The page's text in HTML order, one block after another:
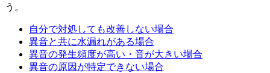
う。
自分で対処しても改善しない場合
異音と共に水漏れがある場合
異音の発生頻度が高い・音が大きい場合
異音の原因が特定できない場合